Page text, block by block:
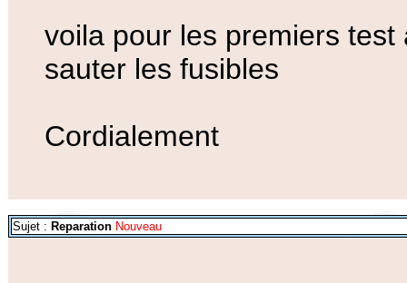
voila pour les premiers
sauter les fusibles
Cordialement
Sujet : Reparation Nouveau